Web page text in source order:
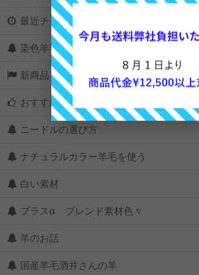
白い羊毛 いろいろ
最近チェックしたアイテム
染色羊毛の選び方
新商品＆再入荷
おすすめ
ニードルの選び方
ナチュラルカラー羊毛を使う
白い素材
プラスα ブレンド素材色々
羊のお話
国産羊毛酒井さんの羊